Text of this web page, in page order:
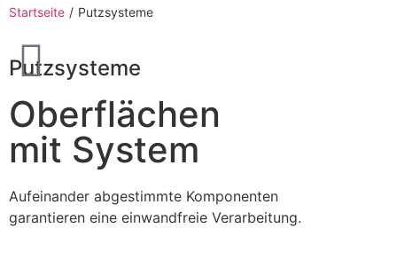
Startseite / Putzsysteme
Putzsysteme
Oberflächen
mit System
Aufeinander abgestimmte Komponenten
garantieren eine einwandfreie Verarbeitung.